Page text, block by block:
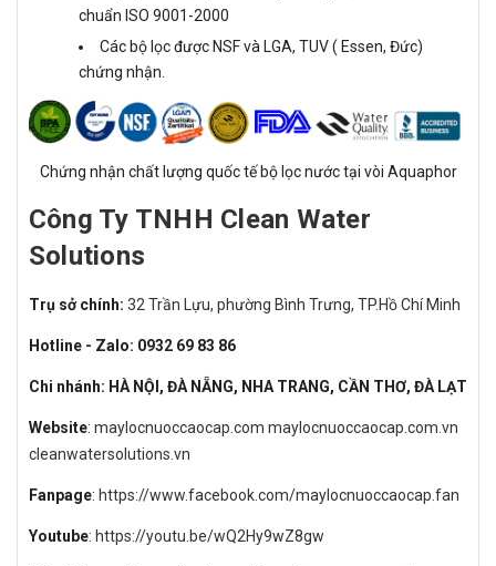
chuẩn ISO 9001-2000
Các bộ lọc được NSF và LGA, TUV ( Essen, Đức)
chứng nhận.
Chứng nhận chất lượng quốc tế bộ lọc nước tại vòi Aquaphor
Công Ty TNHH Clean Water
Solutions
Trụ sở chính: 32 Trần Lựu, phường Bình Trưng, TP.Hồ Chí Minh
Hotline - Zalo: 0932 69 83 86
Chi nhánh: HÀ NỘI, ĐÀ NẴNG, NHA TRANG, CẦN THƠ, ĐÀ LẠT
Website: maylocnuoccaocap.com maylocnuoccaocap.com.vn
cleanwatersolutions.vn
Fanpage: https://www.facebook.com/maylocnuoccaocap.fan
Youtube: https://youtu.be/wQ2Hy9wZ8gw